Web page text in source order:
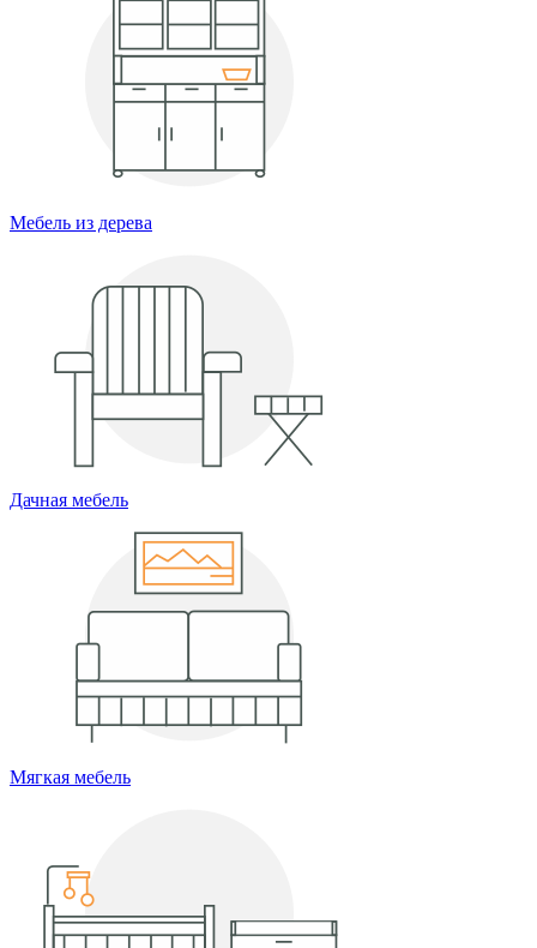
Мебель из дерева
Дачная мебель
Мягкая мебель